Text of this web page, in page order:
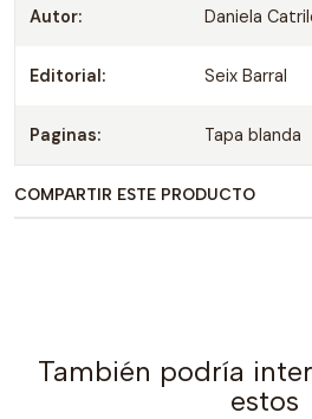
Autor: Daniela
Editorial: Seix Barral
Paginas: Tapa blanda
COMPARTIR ESTE PRODUCTO
También podría
estos